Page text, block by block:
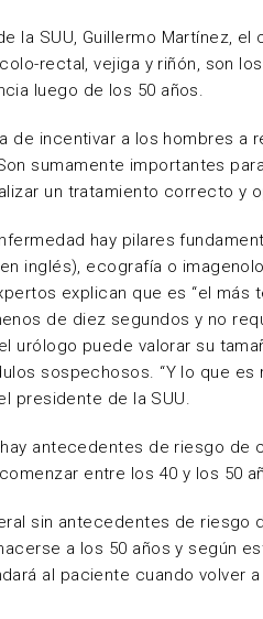
la SUU, Guillermo Martínez, el
rectal, vejiga y riñón, son
luego de los 50 años.
de incentivar a los hombres a
sumamente importantes
un tratamiento correcto y
hay pilares
inglés), ecografía o
explican que es “el más
de diez segundos y no
urólogo puede valorar su
sospechosos. “Y lo que es
presidente de la SUU.
antecedentes de riesgo de
entre los 40 y los 50
sin antecedentes de riesgo
a los 50 años y según
al paciente cuando volver